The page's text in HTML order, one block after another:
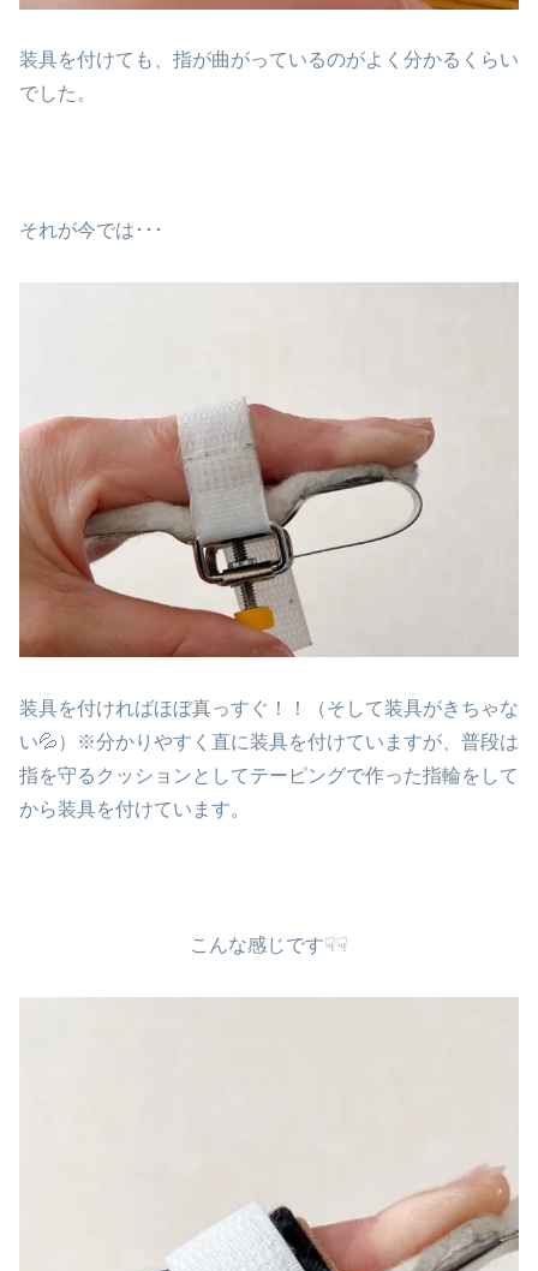
装具を付けても、指が曲がっているのがよく分かるくらい
でした。
それが今では･･･
装具を付ければほぼ真っすぐ！！（そして装具がきちゃな
い💦）※分かりやすく直に装具を付けていますが、普段は
指を守るクッションとしてテーピングで作った指輪をして
から装具を付けています。
こんな感じです☟☟